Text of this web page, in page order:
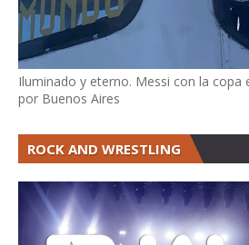
Iluminado y eterno. Messi con la copa
por Buenos Aires
ROCK AND WRESTLING